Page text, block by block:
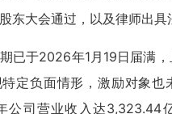
东大会通过，以及律师出具
已于2026年1月19日届满，
定负面情形，激励对象也
公司营业收入达3,323.44